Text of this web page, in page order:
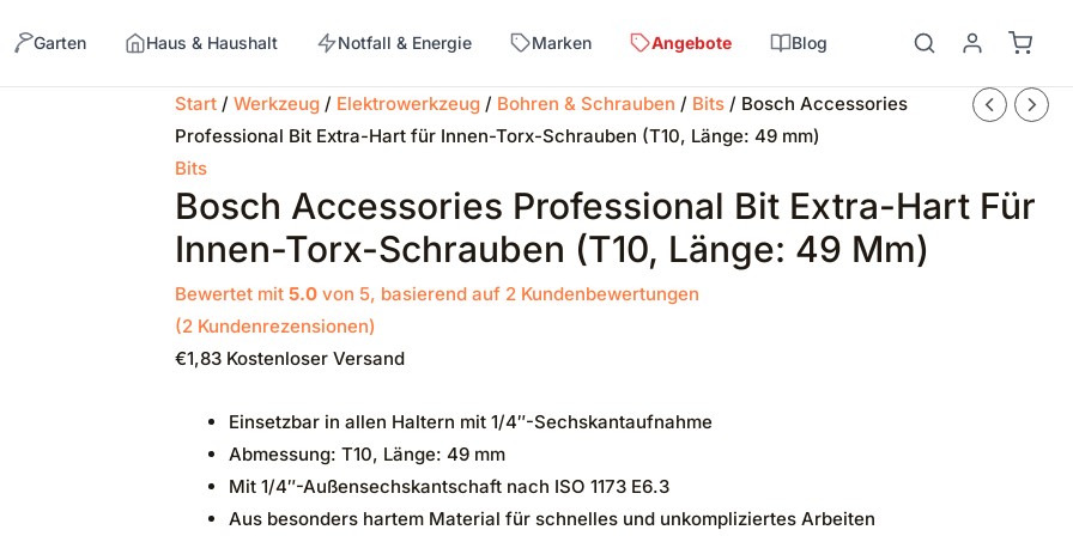
Garten Haus & Haushalt Notfall & Energie Marken Angebote Blog
→
Start/ Werkzeug/ Elektrowerkzeug/ Bohren & Schrauben / Bits/ Bosch Accessories
Professional Bit Extra-Hart für Innen-Torx-Schrauben (T10, Länge: 49 mm)
Bits
Bosch Accessories Professional Bit Extra-Hart Für
Innen-Torx-Schrauben (T10, Länge: 49 Mm)
Bewertet mit 5.0von 5, basierend auf 2Kundenbewertungen
(2Kundenrezensionen)
€1,83 Kostenloser Versand
Einsetzbar in allen Haltern mit 1/4″-Sechskantaufnahme
Abmessung: T10, Länge: 49 mm
Mit 1/4″-Außensechskantschaft nach ISO 1173 E6.3
Aus besonders hartem Material für schnelles und unkompliziertes Arbeiten